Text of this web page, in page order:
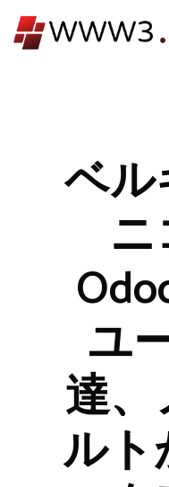
ン
ベ
ユ
達
ルト